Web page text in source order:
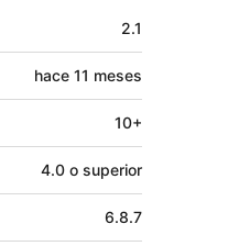
2.1
hace 11 meses
10+
4.0 o superior
6.8.7